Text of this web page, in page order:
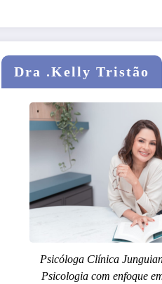
Dra .Kelly Tristão
Psicóloga Clínica
Psicologia com enfoque